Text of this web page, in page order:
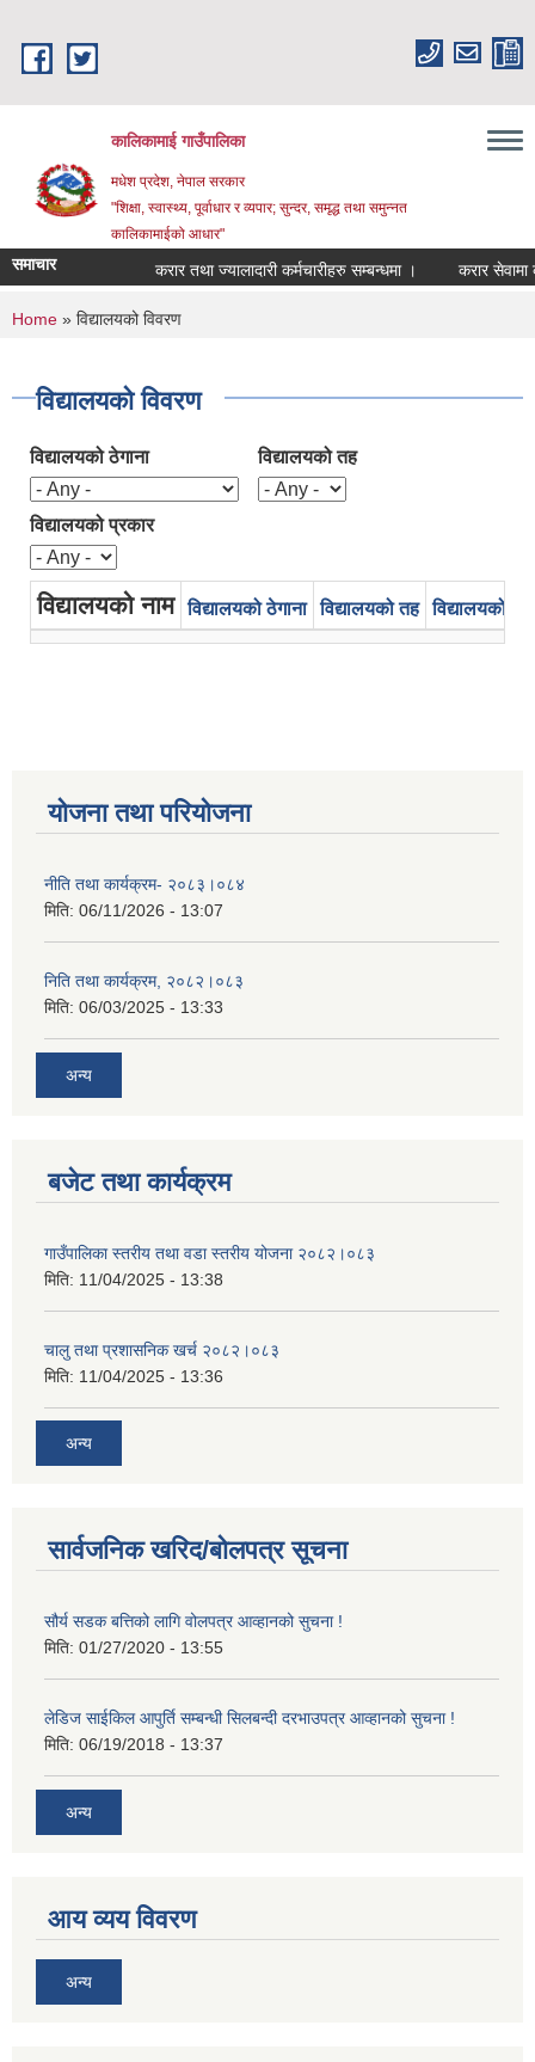
कालिकामाई गाउँपालिका
मधेश प्रदेश, नेपाल सरकार
"शिक्षा, स्वास्थ्य, पूर्वाधार र व्यपार; सुन्दर, समृद्ध तथा समुन्नत
कालिकामाईको आधार"
समाचार करार तथा ज्यालादारी कर्मचारीहरु सम्बन्धमा । करार सेवामा
You are here
Home » विद्यालयको विवरण
विद्यालयको विवरण
विद्यालयको ठेगाना विद्यालयको तह
विद्यालयको प्रकार
विद्यालयको नाम विद्यालयको ठेगाना विद्यालयको तह विद्यालयको
योजना तथा परियोजना
नीति तथा कार्यक्रम- २०८३।०८४
मिति: 06/11/2026 - 13:07
निति तथा कार्यक्रम, २०८२।०८३
मिति: 06/03/2025 - 13:33
अन्य
बजेट तथा कार्यक्रम
गाउँपालिका स्तरीय तथा वडा स्तरीय योजना २०८२।०८३
मिति: 11/04/2025 - 13:38
चालु तथा प्रशासनिक खर्च २०८२।०८३
मिति: 11/04/2025 - 13:36
अन्य
सार्वजनिक खरिद/बोलपत्र सूचना
सौर्य सडक बत्तिको लागि वोलपत्र आव्हानको सुचना !
मिति: 01/27/2020 - 13:55
लेडिज साईकिल आपुर्ति सम्बन्धी सिलबन्दी दरभाउपत्र आव्हानको सुचना !
मिति: 06/19/2018 - 13:37
अन्य
आय व्यय विवरण
अन्य